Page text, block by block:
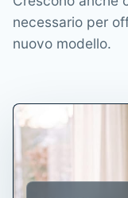
necessario per
nuovo modello.